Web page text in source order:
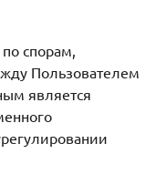
спорам,
Пользователем
является